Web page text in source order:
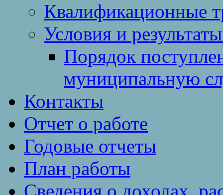
Квалификационные
Условия и
Порядок
муниципальную
Контакты
Отчет о работе
Годовые отчеты
План работы